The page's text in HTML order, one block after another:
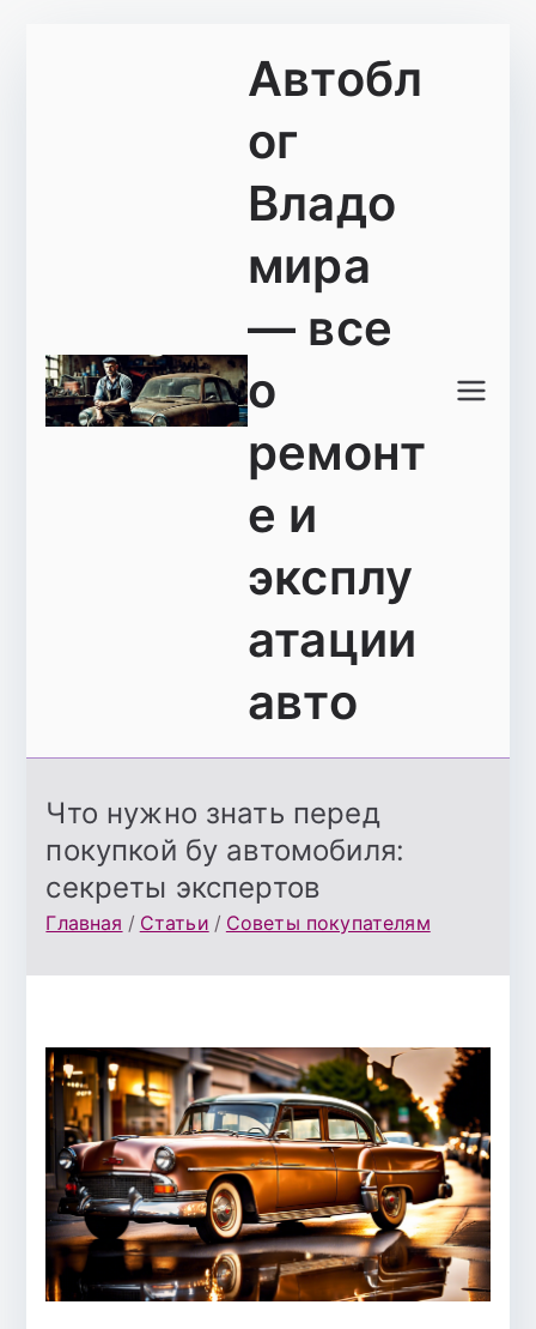
Автобл
ог
Владо
мира
— все
о
ремонт
е и
эксплу
атации
авто
Что нужно знать перед
покупкой бу автомобиля:
секреты экспертов
Главная Статьи Советы покупателям